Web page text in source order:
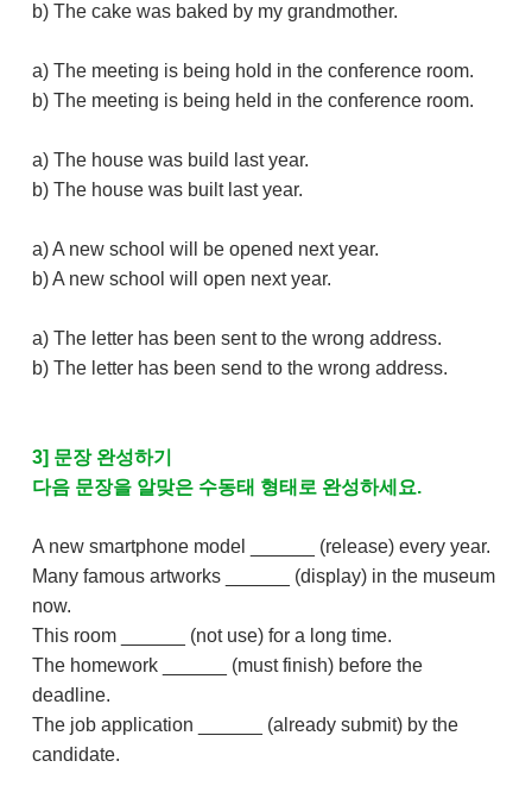
b) The cake was baked by my grandmother.
a) The meeting is being hold in the conference room.
b) The meeting is being held in the conference room.
a) The house was build last year.
b) The house was built last year.
a) A new school will be opened next year.
b) A new school will open next year.
a) The letter has been sent to the wrong address.
b) The letter has been send to the wrong address.
3] 문장 완성하기
다음 문장을 알맞은 수동태 형태로 완성하세요.
A new smartphone model ______ (release) every year.
Many famous artworks ______ (display) in the museum
now.
This room ______ (not use) for a long time.
The homework ______ (must finish) before the
deadline.
The job application ______ (already submit) by the
candidate.